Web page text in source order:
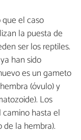
el caso
la puesta de
ser los reptiles.
han sido
es un gameto
(óvulo) y
Los
hasta el
la hembra).